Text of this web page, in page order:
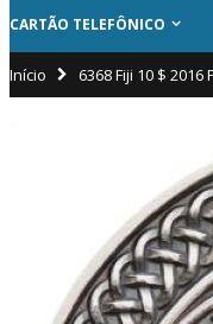
CARTÃO TELEFÔNICO
Início 6368 Fiji 10 $